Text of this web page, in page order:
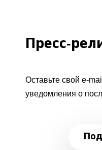
Пресс-
Оставьте свой e-
уведомления о